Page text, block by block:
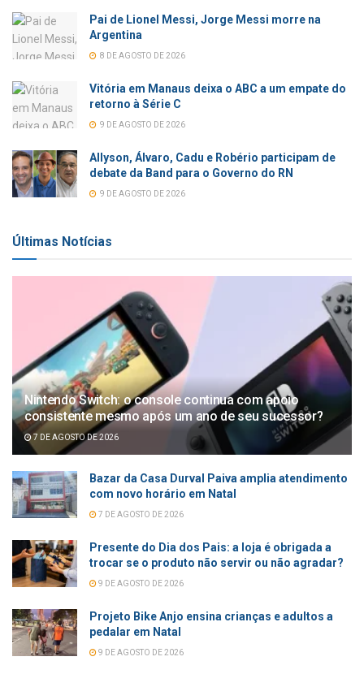
Pai de Lionel Messi, Jorge Messi morre na
Argentina
8 DE AGOSTO DE 2026
Vitória em Manaus deixa o ABC a um empate do
retorno à Série C
9 DE AGOSTO DE 2026
Allyson, Álvaro, Cadu e Robério participam de
debate da Band para o Governo do RN
9 DE AGOSTO DE 2026
Últimas Notícias
Nintendo Switch: o console continua com apoio
consistente mesmo após um ano de seu sucessor?
7 DE AGOSTO DE 2026
Bazar da Casa Durval Paiva amplia atendimento
com novo horário em Natal
7 DE AGOSTO DE 2026
Presente do Dia dos Pais: a loja é obrigada a
trocar se o produto não servir ou não agradar?
9 DE AGOSTO DE 2026
Projeto Bike Anjo ensina crianças e adultos a
pedalar em Natal
9 DE AGOSTO DE 2026